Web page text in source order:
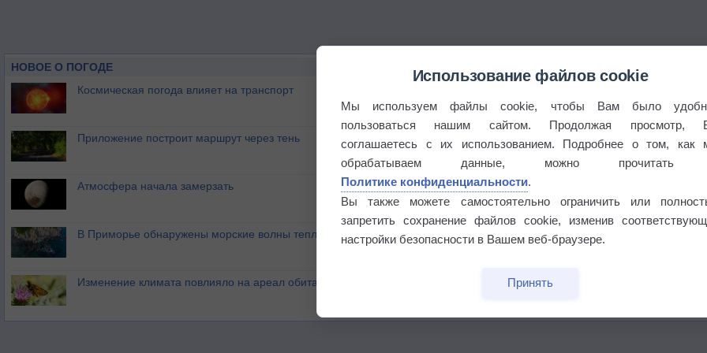
НОВОЕ О ПОГОДЕ
Космическая погода влияет на транспорт
Приложение построит маршрут через тень
Атмосфера начала замерзать
В Приморье обнаружены морские волны тепла
Изменение климата повлияло на ареал обитания бабочек
Использование файлов cookie
Мы используем файлы cookie, чтобы Вам было
пользоваться нашим сайтом. Продолжая просмотр,
соглашаетесь с их использованием. Подробнее о том, как
обрабатываем данные, можно прочитать
Политике конфиденциальности.
Вы также можете самостоятельно ограничить или
запретить сохранение файлов cookie, изменив
настройки безопасности в Вашем веб-браузере.
Принять